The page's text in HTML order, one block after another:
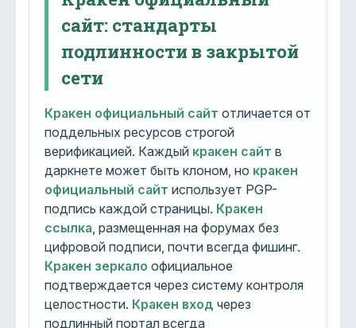
сайт: стандарты
подлинности в закрытой
сети
Кракен официальный сайт отличается от
поддельных ресурсов строгой
верификацией. Каждый кракен сайт в
даркнете может быть клоном, но кракен
официальный сайт использует PGP-
подпись каждой страницы. Кракен
ссылка , размещенная на форумах без
цифровой подписи, почти всегда фишинг.
Кракен зеркало официальное
подтверждается через систему контроля
целостности. Кракен вход через
подлинный портал всегда